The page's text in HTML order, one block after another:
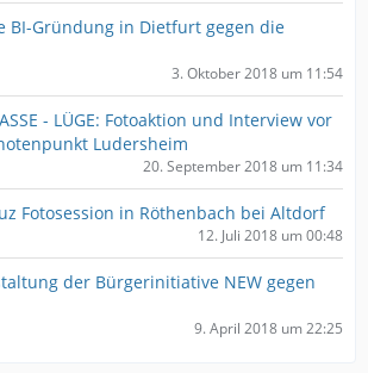
BI-Gründung in Dietfurt gegen die
3. Oktober 2018 um 11:54
- LÜGE: Fotoaktion und Interview vor
Ludersheim
20. September 2018 um 11:34
Fotosession in Röthenbach bei Altdorf
12. Juli 2018 um 00:48
der Bürgerinitiative NEW gegen
9. April 2018 um 22:25